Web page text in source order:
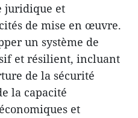
juridique et
de mise en œuvre.
un système de
et résilient, incluant
de la sécurité
la capacité
et